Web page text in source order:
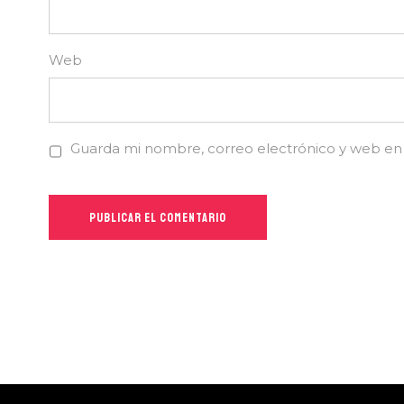
Web
Guarda mi nombre, correo electrónico y web